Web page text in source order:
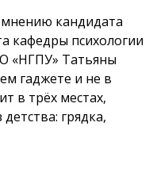
мнению кандидата
кафедры психологии
«НГПУ» Татьяны
гаджете и не в
в трёх местах,
грядка,